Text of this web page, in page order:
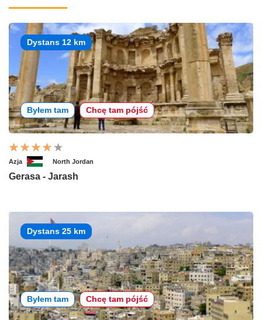
Dystans 12 km
Byłem tam Chcę tam pójść
Azja North Jordan
Gerasa - Jarash
Dystans 25 km
Byłem tam Chcę tam pójść